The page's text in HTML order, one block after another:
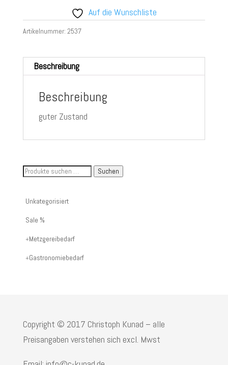
Auf die Wunschliste
Artikelnummer: 2537
Beschreibung
Beschreibung
guter Zustand
Suche
Artikelnummer
oder
Suchen
Unkategorisiert
Sale %
Metzgereibedarf
Gastronomiebedarf
Copyright © 2017 Christoph Kunad – alle
Preisangaben verstehen sich excl. Mwst